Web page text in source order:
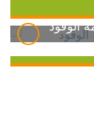
الوقود